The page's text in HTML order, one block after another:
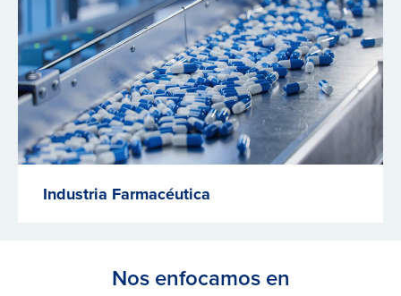
Industria Farmacéutica
Nos enfocamos en